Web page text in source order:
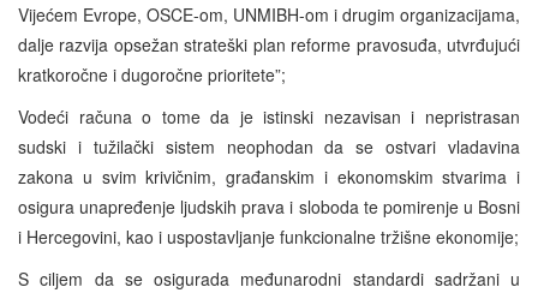
Vijećem Evrope, OSCE-om, UNMIBH-om i drugim organizacijama,
dalje razvija opsežan strateški plan reforme pravosuđa, utvrđujući
kratkoročne i dugoročne prioritete”;
Vodeći računa o tome da je istinski nezavisan i nepristrasan
sudski i tužilački sistem neophodan da se ostvari vladavina
zakona u svim krivičnim, građanskim i ekonomskim stvarima i
osigura unapređenje ljudskih prava i sloboda te pomirenje u Bosni
i Hercegovini, kao i uspostavljanje funkcionalne tržišne ekonomije;
S ciljem da se osigurada međunarodni standardi sadržani u